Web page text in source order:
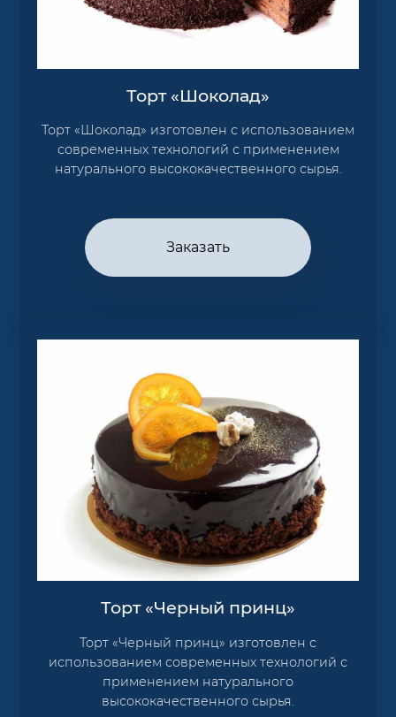
Торт «Шоколад»
Торт «Шоколад» изготовлен с использованием
современных технологий с применением
натурального высококачественного сырья.
Заказать
Торт «Черный принц»
Торт «Черный принц» изготовлен с
использованием современных технологий с
применением натурального
высококачественного сырья.